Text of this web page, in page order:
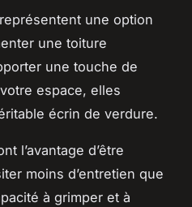
représentent une option
une toiture
une touche de
espace, elles
écrin de verdure.
l’avantage d’être
moins d’entretien que
à grimper et à